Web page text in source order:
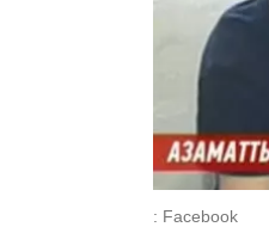
: Facebook